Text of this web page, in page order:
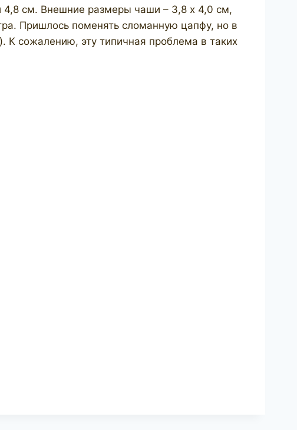
4,8 см. Внешние размеры чаши – 3,8 х 4,0 см,
Пришлось поменять сломанную цапфу, но в
К сожалению, эту типичная проблема в таких